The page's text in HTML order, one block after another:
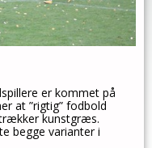
er kommet på
at ”rigtig” fodbold
kunstgræs.
begge varianter i